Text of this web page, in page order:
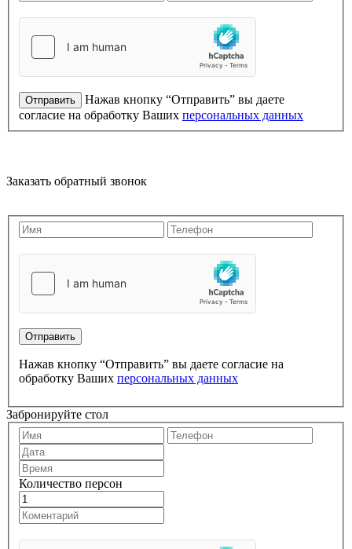
Нажав кнопку “Отправить” вы даете
согласие на обработку Ваших персональных данных
Заказать обратный звонок
Нажав кнопку “Отправить” вы даете согласие на
обработку Ваших персональных данных
Забронируйте стол
Количество персон